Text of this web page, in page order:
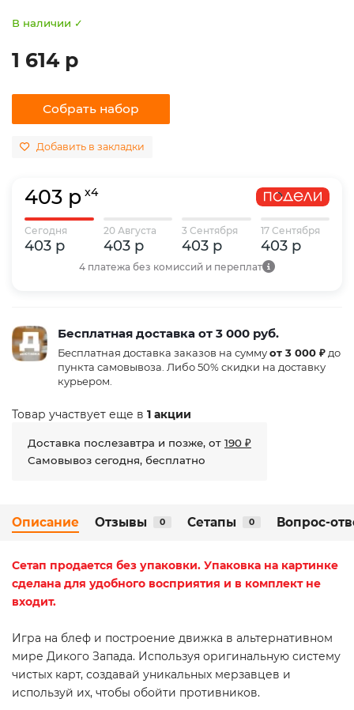
В наличии ✓
1 614 р
Собрать набор
Добавить в закладки
403 р x4
Сегодня
403 р
20 Августа
403 р
3 Сентября
403 р
17 Сентября
403 р
4 платежа без комиссий и переплат
Бесплатная доставка от 3 000 руб.
Бесплатная доставка заказов на суммуот 3 000 ₽ до
пункта самовывоза. Либо 50% скидки на доставку
курьером.
Товар участвует еще в 1 акции
Доставка послезавтра и позже, от 190 ₽
Самовывоз сегодня, бесплатно
Описание Отзывы 0 Сетапы 0 Вопрос-
Сетап продается без упаковки. Упаковка на картинке
сделана для удобного восприятия и в комплект не
входит.
Игра на блеф и построение движка в альтернативном
мире Дикого Запада. Используя оригинальную систему
чистых карт, создавай уникальных мерзавцев и
используй их, чтобы обойти противников.